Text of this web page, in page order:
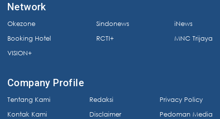
Network
Okezone
Booking Hotel
VISION+
Sindonews
RCTI+
iNews
MNC Trijaya
Company Profile
Tentang Kami
Kontak Kami
Redaksi
Disclaimer
Privacy Policy
Pedoman Media